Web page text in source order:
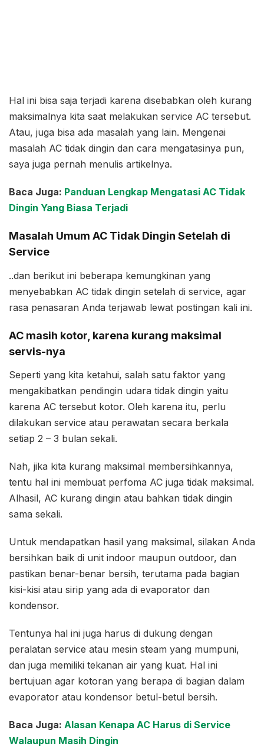
Hal ini bisa saja terjadi karena disebabkan oleh kurang
maksimalnya kita saat melakukan service AC tersebut.
Atau, juga bisa ada masalah yang lain. Mengenai
masalah AC tidak dingin dan cara mengatasinya pun,
saya juga pernah menulis artikelnya.
Baca Juga: Panduan Lengkap Mengatasi AC Tidak
Dingin Yang Biasa Terjadi
Masalah Umum AC Tidak Dingin Setelah di
Service
..dan berikut ini beberapa kemungkinan yang
menyebabkan AC tidak dingin setelah di service, agar
rasa penasaran Anda terjawab lewat postingan kali ini.
AC masih kotor, karena kurang maksimal
servis-nya
Seperti yang kita ketahui, salah satu faktor yang
mengakibatkan pendingin udara tidak dingin yaitu
karena AC tersebut kotor. Oleh karena itu, perlu
dilakukan service atau perawatan secara berkala
setiap 2 – 3 bulan sekali.
Nah, jika kita kurang maksimal membersihkannya,
tentu hal ini membuat perfoma AC juga tidak maksimal.
Alhasil, AC kurang dingin atau bahkan tidak dingin
sama sekali.
Untuk mendapatkan hasil yang maksimal, silakan Anda
bersihkan baik di unit indoor maupun outdoor, dan
pastikan benar-benar bersih, terutama pada bagian
kisi-kisi atau sirip yang ada di evaporator dan
kondensor.
Tentunya hal ini juga harus di dukung dengan
peralatan service atau mesin steam yang mumpuni,
dan juga memiliki tekanan air yang kuat. Hal ini
bertujuan agar kotoran yang berapa di bagian dalam
evaporator atau kondensor betul-betul bersih.
Baca Juga: Alasan Kenapa AC Harus di Service
Walaupun Masih Dingin